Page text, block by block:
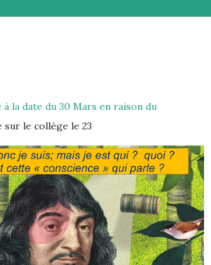
à la date du 30 Mars en raison du
sur le collège le 23